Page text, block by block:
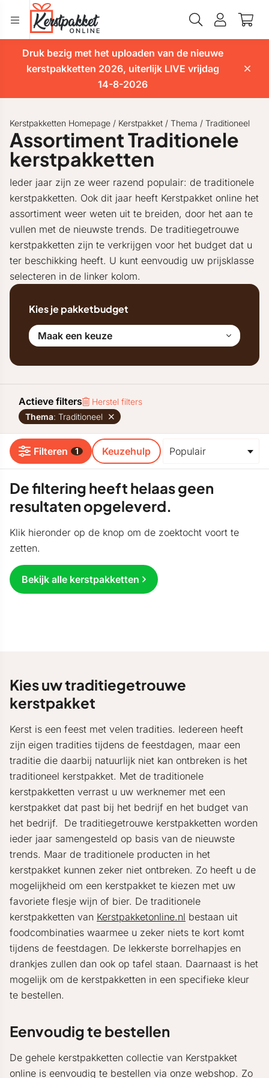
Druk bezig met het uploaden van de nieuwe
kerstpakketten 2026, uiterlijk LIVE vrijdag
14-8-2026
Kerstpakketten Homepage / Kerstpakket / Thema / Traditioneel
Assortiment Traditionele
kerstpakketten
Ieder jaar zijn ze weer razend populair: de traditionele
kerstpakketten. Ook dit jaar heeft Kerstpakket online het
assortiment weer weten uit te breiden, door het aan te
vullen met de nieuwste trends. De traditiegetrouwe
kerstpakketten zijn te verkrijgen voor het budget dat u
ter beschikking heeft. U kunt eenvoudig uw prijsklasse
selecteren in de linker kolom.
Kies je pakketbudget
Maak een keuze
Actieve filters
Herstel filters
Thema: Traditioneel
Filteren 1 Keuzehulp
De filtering heeft helaas geen
resultaten opgeleverd.
Klik hieronder op de knop om de zoektocht voort te
zetten.
Bekijk alle kerstpakketten
Kies uw traditiegetrouwe
kerstpakket
Kerst is een feest met velen tradities. Iedereen heeft
zijn eigen tradities tijdens de feestdagen, maar een
traditie die daarbij natuurlijk niet kan ontbreken is het
traditioneel kerstpakket. Met de traditionele
kerstpakketten verrast u uw werknemer met een
kerstpakket dat past bij het bedrijf en het budget van
het bedrijf. De traditiegetrouwe kerstpakketten worden
ieder jaar samengesteld op basis van de nieuwste
trends. Maar de traditionele producten in het
kerstpakket kunnen zeker niet ontbreken. Zo heeft u de
mogelijkheid om een kerstpakket te kiezen met uw
favoriete flesje wijn of bier. De traditionele
kerstpakketten van Kerstpakketonline.nl bestaan uit
foodcombinaties waarmee u zeker niets te kort komt
tijdens de feestdagen. De lekkerste borrelhapjes en
drankjes zullen dan ook op tafel staan. Daarnaast is het
mogelijk om de kerstpakketten in een specifieke kleur
te bestellen.
Eenvoudig te bestellen
De gehele kerstpakketten collectie van Kerstpakket
online is eenvoudig te bestellen via onze webshop. Zo